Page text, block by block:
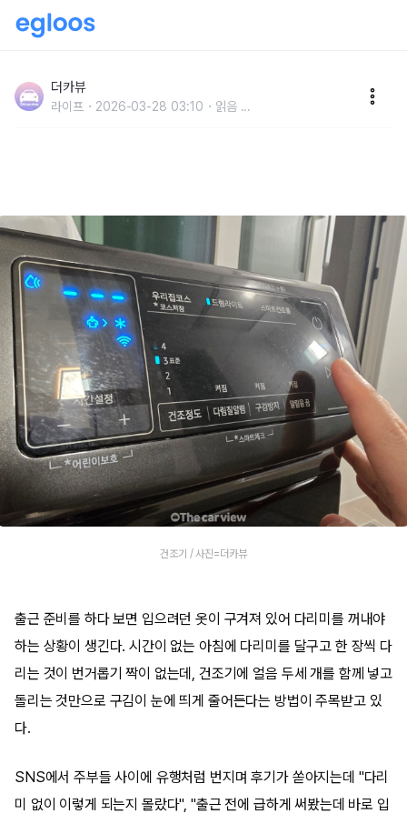
름이나 구김 없애는 간단한 방법
더카뷰
라이프 2026-03-28 03:10 읽음 ...
건조기 / 사진=더카뷰
출근 준비를 하다 보면 입으려던 옷이 구겨져 있어 다리미를 꺼내야
하는 상황이 생긴다. 시간이 없는 아침에 다리미를 달구고 한 장씩 다
리는 것이 번거롭기 짝이 없는데, 건조기에 얼음 두세 개를 함께 넣고
돌리는 것만으로 구김이 눈에 띄게 줄어든다는 방법이 주목받고 있
다.
SNS에서 주부들 사이에 유행처럼 번지며 후기가 쏟아지는데 "다리
미 없이 이렇게 되는지 몰랐다", "출근 전에 급하게 써봤는데 바로 입